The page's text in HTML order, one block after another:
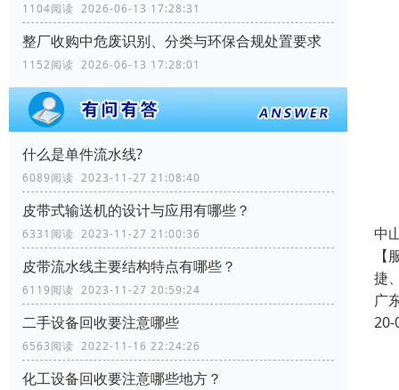
1104阅读 2026-06-13 17:28:31
整厂收购中危废识别、分类与环保合规处置要求
1152阅读 2026-06-13 17:28:01
什么是单件流水线?
6089阅读 2023-11-27 21:08:40
皮带式输送机的设计与应用有哪些？
6331阅读 2023-11-27 21:00:36
皮带流水线主要结构特点有哪些？
6119阅读 2023-11-27 20:59:24
二手设备回收要注意哪些
6563阅读 2022-11-16 22:24:26
化工设备回收要注意哪些地方？
中
捷
广
20-